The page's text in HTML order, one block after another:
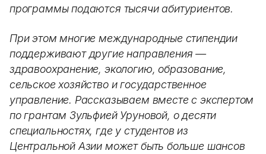
программы подаются тысячи абитуриентов.
При этом многие международные стипендии
поддерживают другие направления —
здравоохранение, экологию, образование,
сельское хозяйство и государственное
управление. Рассказываем вместе с экспертом
по грантам Зульфией Уруновой, о десяти
специальностях, где у студентов из
Центральной Азии может быть больше шансов